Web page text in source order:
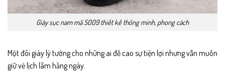
Giày sục nam mã S009 thiết kế thông minh, phong cách
Một đôi giày lý tưởng cho những ai đề cao sự tiện lợi nhưng vẫn muốn
giữ vẻ lịch lãm hằng ngày.